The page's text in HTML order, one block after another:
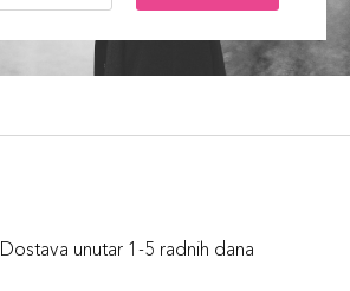
Dostava unutar 1-5 radnih dana